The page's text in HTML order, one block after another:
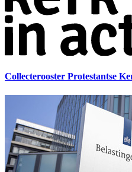
Collecterooster Protestantse